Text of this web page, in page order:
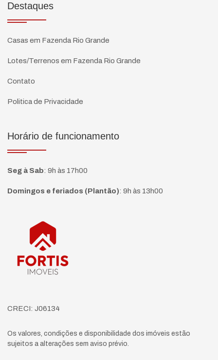
Destaques
Casas em Fazenda Rio Grande
Lotes/Terrenos em Fazenda Rio Grande
Contato
Politica de Privacidade
Horário de funcionamento
Seg à Sab: 9h às 17h00
Domingos e feriados (Plantão): 9h às 13h00
Página inicial
CRECI: J06134
Os valores, condições e disponibilidade dos imóveis estão
sujeitos a alterações sem aviso prévio.